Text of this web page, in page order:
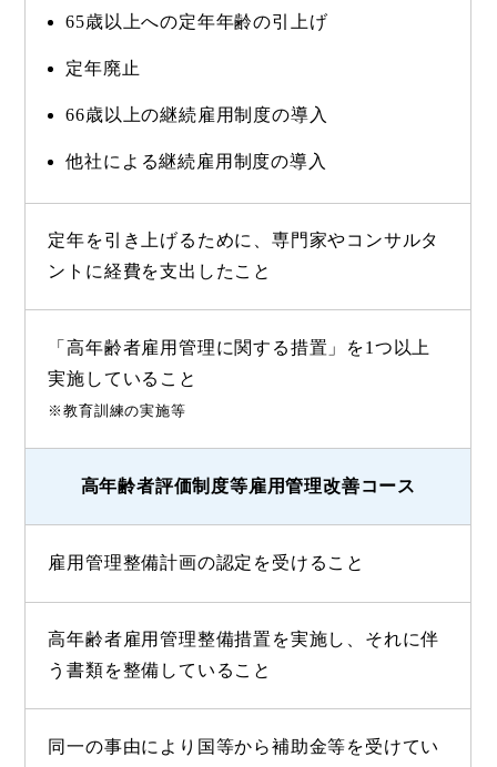
65歳以上への定年年齢の引上げ
定年廃止
66歳以上の継続雇用制度の導入
他社による継続雇用制度の導入
定年を引き上げるために、専門家やコンサルタ
ントに経費を支出したこと
「高年齢者雇用管理に関する措置」を1つ以上
実施していること
※教育訓練の実施等
高年齢者評価制度等雇用管理改善コース
雇用管理整備計画の認定を受けること
高年齢者雇用管理整備措置を実施し、それに伴
う書類を整備していること
同一の事由により国等から補助金等を受けてい